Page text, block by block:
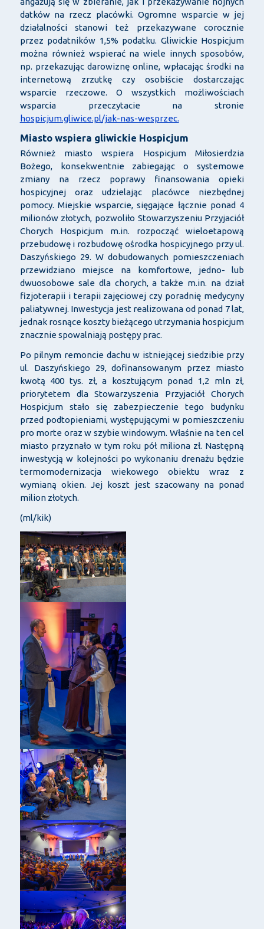
datków na rzecz placówki. Ogromne wsparcie w jej
działalności stanowi też przekazywane corocznie
przez podatników 1,5% podatku. Gliwickie Hospicjum
można również wspierać na wiele innych sposobów,
np. przekazując darowiznę online, wpłacając środki na
internetową zrzutkę czy osobiście dostarczając
wsparcie rzeczowe. O wszystkich możliwościach
wsparcia przeczytacie na stronie
hospicjum.gliwice.pl/jak-nas-wesprzec.
Miasto wspiera gliwickie Hospicjum
Również miasto wspiera Hospicjum Miłosierdzia
Bożego, konsekwentnie zabiegając o systemowe
zmiany na rzecz poprawy finansowania opieki
hospicyjnej oraz udzielając placówce niezbędnej
pomocy. Miejskie wsparcie, sięgające łącznie ponad 4
milionów złotych, pozwoliło Stowarzyszeniu Przyjaciół
Chorych Hospicjum m.in. rozpocząć wieloetapową
przebudowę i rozbudowę ośrodka hospicyjnego przy ul.
Daszyńskiego 29. W dobudowanych pomieszczeniach
przewidziano miejsce na komfortowe, jedno- lub
dwuosobowe sale dla chorych, a także m.in. na dział
fizjoterapii i terapii zajęciowej czy poradnię medycyny
paliatywnej. Inwestycja jest realizowana od ponad 7 lat,
jednak rosnące koszty bieżącego utrzymania hospicjum
znacznie spowalniają postępy prac.
Po pilnym remoncie dachu w istniejącej siedzibie przy
ul. Daszyńskiego 29, dofinansowanym przez miasto
kwotą 400 tys. zł, a kosztującym ponad 1,2 mln zł,
priorytetem dla Stowarzyszenia Przyjaciół Chorych
Hospicjum stało się zabezpieczenie tego budynku
przed podtopieniami, występującymi w pomieszczeniu
pro morte oraz w szybie windowym. Właśnie na ten cel
miasto przyznało w tym roku pół miliona zł. Następną
inwestycją w kolejności po wykonaniu drenażu będzie
termomodernizacja wiekowego obiektu wraz z
wymianą okien. Jej koszt jest szacowany na ponad
milion złotych.
(ml/kik)